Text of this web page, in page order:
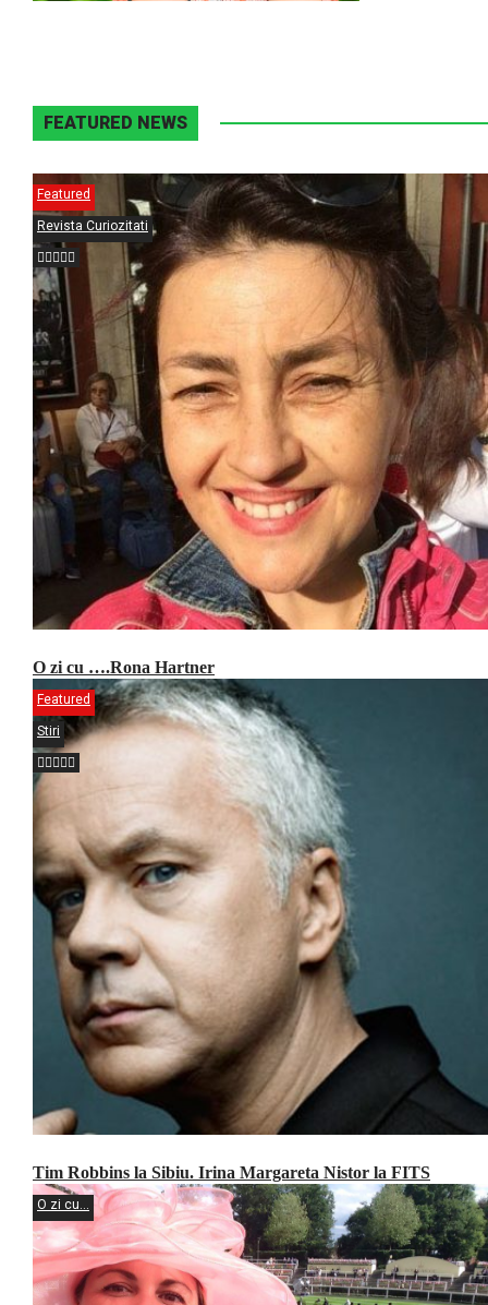
FEATURED NEWS
Featured
Revista Curiozitati
O zi cu ….Rona Hartner
Featured
Stiri
Tim Robbins la Sibiu. Irina Margareta Nistor la FITS
O zi cu...